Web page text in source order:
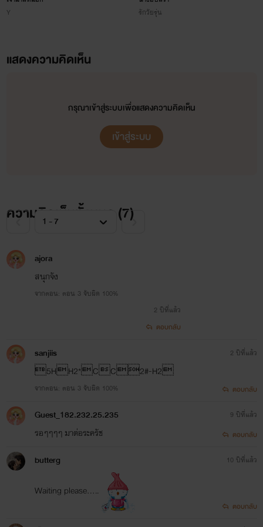
Y
รักวัยรุ่น
แสดงความคิดเห็น
กรุณาเข้าสู่ระบบเพื่อแสดงความคิดเห็น
เข้าสู่ระบบ
ความคิดเห็นทั้งหมด (7)
ajora
สนุกจัง
จากตอน: ตอน 3 จับผิด 100%
2 ปีที่แล้ว
ตอบกลับ
sanjiis
5HH2*CC2#-H2
จากตอน: ตอน 3 จับผิด 100%
2 ปีที่แล้ว
ตอบกลับ
Guest_182.232.25.235
รอๆๆๆๆ มาต่อระครัช
9 ปีที่แล้ว
ตอบกลับ
butterg
Waiting please.....
10 ปีที่แล้ว
ตอบกลับ